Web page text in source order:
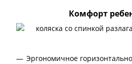
Комфорт
Эргономичное